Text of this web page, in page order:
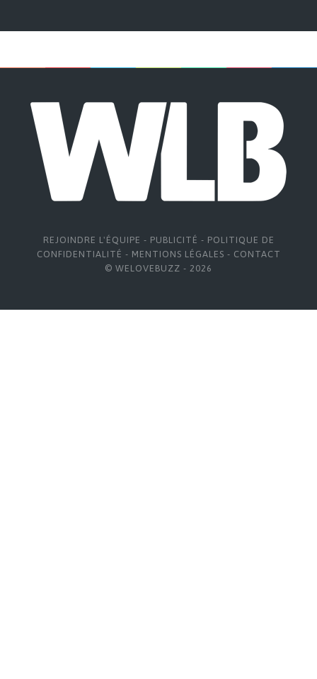
REJOINDRE L'ÉQUIPE - PUBLICITÉ - POLITIQUE DE
CONFIDENTIALITÉ - MENTIONS LÉGALES - CONTACT
© WELOVEBUZZ - 2026